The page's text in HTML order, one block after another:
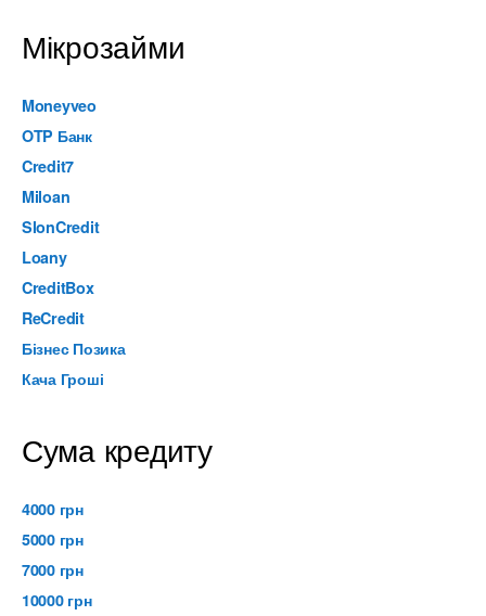
Мікрозайми
Moneyveo
OTP Банк
Credit7
Miloan
SlonCredit
Loany
CreditBox
ReCredit
Бізнес Позика
Кача Гроші
Сума кредиту
4000 грн
5000 грн
7000 грн
10000 грн